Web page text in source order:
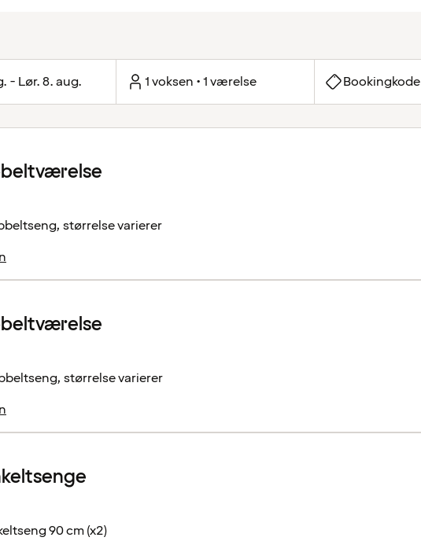
- Lør. 8. aug. 1 voksen • 1 værelse Bookingkode
størrelse varierer
størrelse varierer
90 cm (x2)